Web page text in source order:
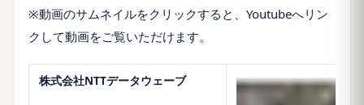
※動画のサムネイルをクリックすると、Youtubeへリン
クして動画をご覧いただけます。
株式会社NTTデータウェーブ